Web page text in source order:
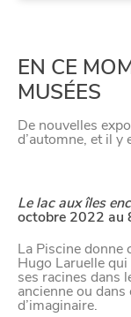
EN CE
MUSÉES
De nouvelles
d’automne, et il y
Le lac aux îles
octobre 2022 au
La Piscine donne
Hugo Laruelle
ses racines dans
ancienne ou
d’imaginaire.